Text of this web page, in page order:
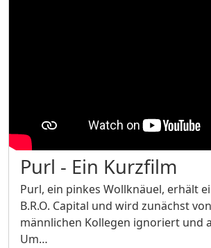
Purl - Ein Kurzfilm
Purl, ein pinkes Wollknäuel, erhält
B.R.O. Capital und wird zunächst
männlichen Kollegen ignoriert und
Um…